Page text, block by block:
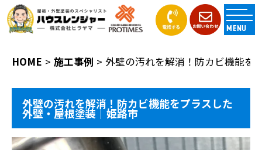
MENU
HOME 施工事例 外壁の汚れを解消！防カビ機能を
外壁の汚れを解消！防カビ機能をプラスした
外壁・屋根塗装｜姫路市